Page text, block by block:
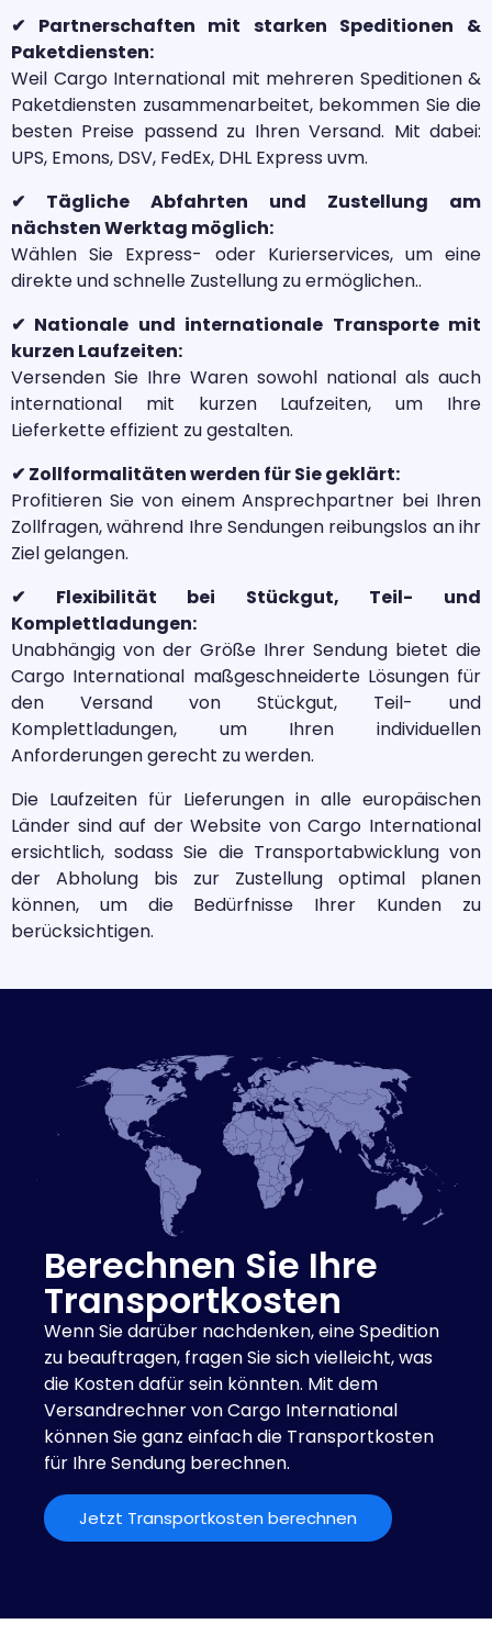
✔ Partnerschaften mit starken Speditionen &
Paketdiensten:
Weil Cargo International mit mehreren Speditionen &
Paketdiensten zusammenarbeitet, bekommen Sie die
besten Preise passend zu Ihren Versand. Mit dabei:
UPS, Emons, DSV, FedEx, DHL Express uvm.
✔ Tägliche Abfahrten und Zustellung am
nächsten Werktag möglich:
Wählen Sie Express- oder Kurierservices, um eine
direkte und schnelle Zustellung zu ermöglichen..
✔ Nationale und internationale Transporte mit
kurzen Laufzeiten:
Versenden Sie Ihre Waren sowohl national als auch
international mit kurzen Laufzeiten, um Ihre
Lieferkette effizient zu gestalten.
✔ Zollformalitäten werden für Sie geklärt:
Profitieren Sie von einem Ansprechpartner bei Ihren
Zollfragen, während Ihre Sendungen reibungslos an ihr
Ziel gelangen.
✔ Flexibilität bei Stückgut, Teil- und
Komplettladungen:
Unabhängig von der Größe Ihrer Sendung bietet die
Cargo International maßgeschneiderte Lösungen für
den Versand von Stückgut, Teil- und
Komplettladungen, um Ihren individuellen
Anforderungen gerecht zu werden.
Die Laufzeiten für Lieferungen in alle europäischen
Länder sind auf der Website von Cargo International
ersichtlich, sodass Sie die Transportabwicklung von
der Abholung bis zur Zustellung optimal planen
können, um die Bedürfnisse Ihrer Kunden zu
berücksichtigen.
Berechnen Sie Ihre
Transportkosten
Wenn Sie darüber nachdenken, eine Spedition
zu beauftragen, fragen Sie sich vielleicht, was
die Kosten dafür sein könnten. Mit dem
Versandrechner von Cargo International
können Sie ganz einfach die Transportkosten
für Ihre Sendung berechnen.
Jetzt Transportkosten berechnen